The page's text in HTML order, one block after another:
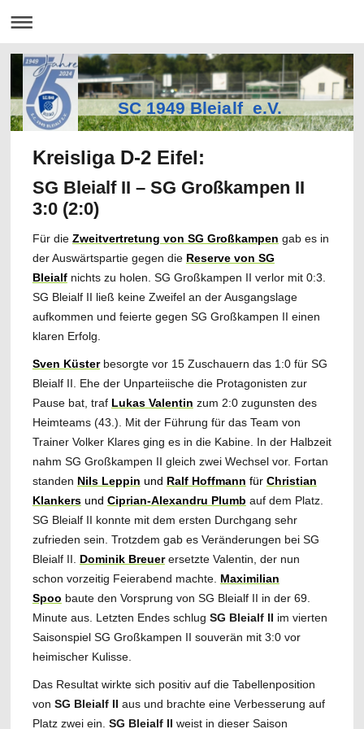
SC 1949 Bleialf e.V.
Kreisliga D-2 Eifel:
SG Bleialf II – SG Großkampen II
3:0 (2:0)
Für die Zweitvertretung von SG Großkampen gab es in
der Auswärtspartie gegen die Reserve von SG
Bleialfnichts zu holen. SG Großkampen II verlor mit 0:3.
SG Bleialf II ließ keine Zweifel an der Ausgangslage
aufkommen und feierte gegen SG Großkampen II einen
klaren Erfolg.
Sven Küsterbesorgte vor 15 Zuschauern das 1:0 für SG
Bleialf II. Ehe der Unparteiische die Protagonisten zur
Pause bat, traf Lukas Valentin zum 2:0 zugunsten des
Heimteams (43.). Mit der Führung für das Team von
Trainer Volker Klares ging es in die Kabine. In der Halbzeit
nahm SG Großkampen II gleich zwei Wechsel vor. Fortan
standen Nils Leppin und Ralf Hoffmann für Christian
Klankersund Ciprian-Alexandru Plumb auf dem Platz.
SG Bleialf II konnte mit dem ersten Durchgang sehr
zufrieden sein. Trotzdem gab es Veränderungen bei SG
Bleialf II. Dominik Breuerersetzte Valentin, der nun
schon vorzeitig Feierabend machte. Maximilian
Spoo baute den Vorsprung von SG Bleialf II in der 69.
Minute aus. Letzten Endes schlug SG Bleialf II im vierten
Saisonspiel SG Großkampen II souverän mit 3:0 vor
heimischer Kulisse.
Das Resultat wirkte sich positiv auf die Tabellenposition
von SG Bleialf II aus und brachte eine Verbesserung auf
Platz zwei ein. SG Bleialf II weist in dieser Saison